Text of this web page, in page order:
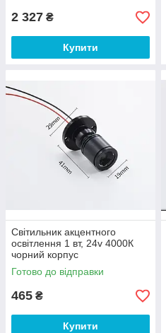
2 327 ₴
Купити
Світильник акцентного
освітлення 1 вт, 24v 4000К
чорний корпус
Готово до відправки
465 ₴
Купити